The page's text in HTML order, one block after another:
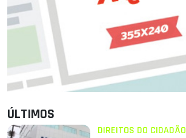
ÚLTIMOS
DIREITOS DO CIDADÃO